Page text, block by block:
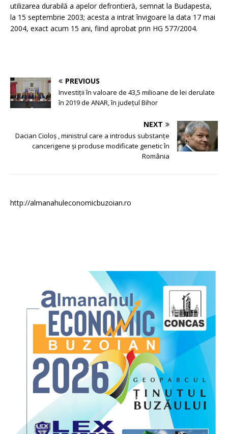
utilizarea durabilă a apelor defrontieră, semnat la Budapesta,
la 15 septembrie 2003; acesta a intrat învigoare la data 17 mai
2004, exact acum 15 ani, fiind aprobat prin HG 577/2004.
PREVIOUS
Investiții în valoare de 43,5 milioane de lei derulate
în 2019 de ANAR, în județul Bihor
NEXT
Dacian Cioloș , ministrul care a introdus substanțe
cancerigene și produse modificate genetic în
România
http://almanahuleconomicbuzoian.ro